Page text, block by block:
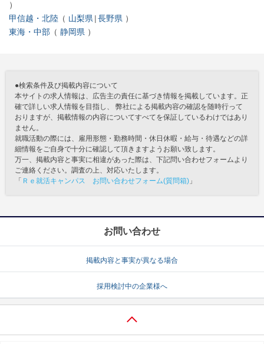
甲信越・北陸 山梨県 長野県
東海・中部
静岡県
●検索条件及び掲載内容について
本サイトの求人情報は、広告主の責任に基づき情報を掲載しています。正
確で詳しい求人情報を目指し、 弊社による掲載内容の確認を随時行って
おりますが、掲載情報の内容についてすべてを保証しているわけではあり
ません。
就職活動の際には、雇用形態・勤務時間・休日休暇・給与・待遇などの詳
細情報をご自身で十分に確認して頂きますようお願い致します。
万一、掲載内容と事実に相違があった際は、下記問い合わせフォームより
ご連絡ください。調査の上、対応いたします。
「 Ｒｅ就活キャンパス お問い合わせフォーム(質問箱) 」
お問い合わせ
掲載内容と事実が異なる場合
採用検討中の企業様へ